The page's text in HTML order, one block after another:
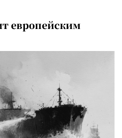
европейским